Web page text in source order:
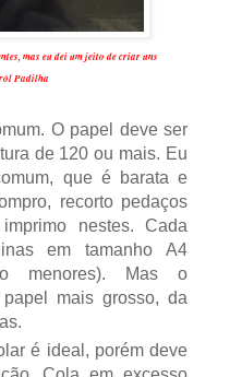
mas eu dei um jeito de criar uns
Padilha
O papel deve ser
de 120 ou mais. Eu
que é barata e
recorto pedaços
nestes. Cada
em tamanho A4
menores). Mas o
mais grosso, da
é ideal, porém deve